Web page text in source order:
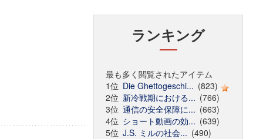
ランキング
最も多く閲覧されたアイテム
1位 Die Ghettogeschi... (823)
2位 新冷戦期における... (766)
3位 通信の安全保障に... (663)
4位 ショート動画の効... (639)
5位 J.S. ミルの社会... (490)